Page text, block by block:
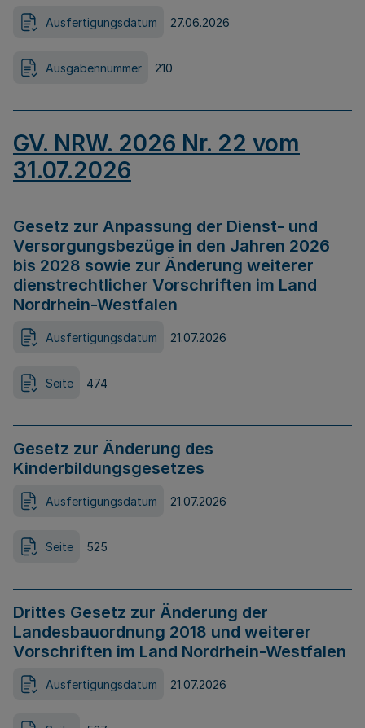
Ausfertigungsdatum 27.06.2026
Ausgabennummer 210
GV. NRW. 2026 Nr. 22 vom
31.07.2026
Gesetz zur Anpassung der Dienst- und
Versorgungsbezüge in den Jahren 2026
bis 2028 sowie zur Änderung weiterer
dienstrechtlicher Vorschriften im Land
Nordrhein-Westfalen
Ausfertigungsdatum 21.07.2026
Seite 474
Gesetz zur Änderung des
Kinderbildungsgesetzes
Ausfertigungsdatum 21.07.2026
Seite 525
Drittes Gesetz zur Änderung der
Landesbauordnung 2018 und weiterer
Vorschriften im Land Nordrhein-Westfalen
Ausfertigungsdatum 21.07.2026